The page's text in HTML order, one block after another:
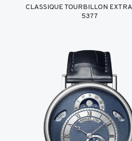
CLASSIQUE TOURBILLON
5377